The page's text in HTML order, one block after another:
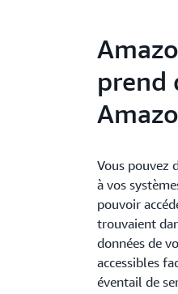
prend
Vous pouvez
à vos
pouvoir
trouvaient
données de
accessibles
éventail de